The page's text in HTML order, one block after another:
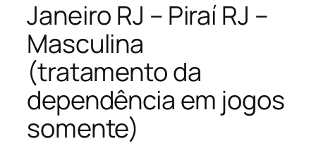
Janeiro RJ – Piraí RJ –
Masculina
(tratamento da
dependência em jogos
somente)